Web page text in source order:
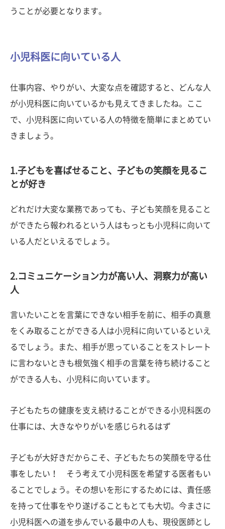
うことが必要となります。
小児科医に向いている人
仕事内容、やりがい、大変な点を確認すると、どんな人
が小児科医に向いているかも見えてきましたね。ここ
で、小児科医に向いている人の特徴を簡単にまとめてい
きましょう。
1.子どもを喜ばせること、子どもの笑顔を見るこ
とが好き
どれだけ大変な業務であっても、子ども笑顔を見ること
ができたら報われるという人はもっとも小児科に向いて
いる人だといえるでしょう。
2.コミュニケーション力が高い人、洞察力が高い
人
言いたいことを言葉にできない相手を前に、相手の真意
をくみ取ることができる人は小児科に向いているといえ
るでしょう。また、相手が思っていることをストレート
に言わないときも根気強く相手の言葉を待ち続けること
ができる人も、小児科に向いています。
子どもたちの健康を支え続けることができる小児科医の
仕事には、大きなやりがいを感じられるはず
子どもが大好きだからこそ、子どもたちの笑顔を守る仕
事をしたい！ そう考えて小児科医を希望する医者もい
ることでしょう。その想いを形にするためには、責任感
を持って仕事をやり遂げることもとても大切。今まさに
小児科医への道を歩んでいる最中の人も、現役医師とし